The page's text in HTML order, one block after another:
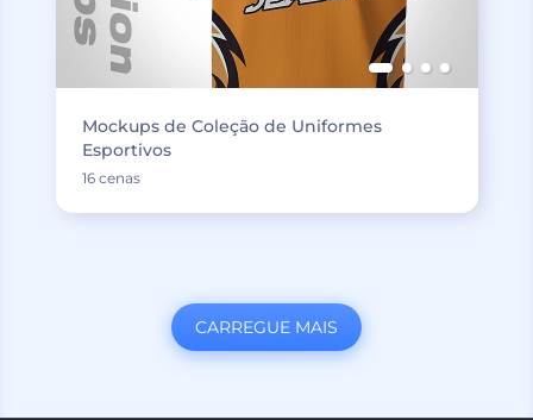
Mockups de Coleção de Uniformes
Esportivos
16 cenas
CARREGUE MAIS